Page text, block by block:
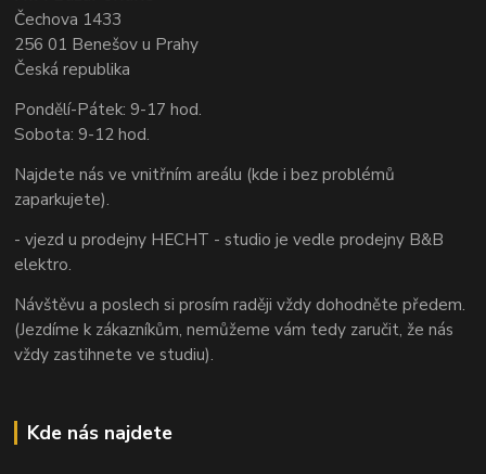
Čechova 1433
256 01 Benešov u Prahy
Česká republika
Pondělí-Pátek: 9-17 hod.
Sobota: 9-12 hod.
Najdete nás ve vnitřním areálu (kde i bez problémů
zaparkujete).
- vjezd u prodejny HECHT - studio je vedle prodejny B&B
elektro.
Návštěvu a poslech si prosím raději vždy dohodněte předem.
(Jezdíme k zákazníkům, nemůžeme vám tedy zaručit, že nás
vždy zastihnete ve studiu).
Kde nás najdete